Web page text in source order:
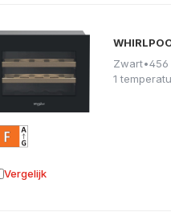
Zwart•456
1
Vergelijk aan vergelijking